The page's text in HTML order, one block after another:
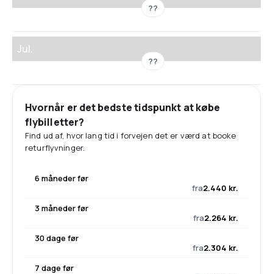
??
Jul.
??
Hvornår er det bedste tidspunkt at købe
flybilletter?
Find ud af, hvor lang tid i forvejen det er værd at booke
returflyvninger.
6 måneder før
fra2.440 kr.
3 måneder før
fra2.264 kr.
30 dage før
fra2.304 kr.
7 dage før